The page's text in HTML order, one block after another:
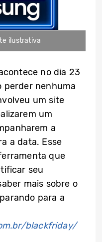
ilustrativa
no dia 23
perder nenhuma
um site
um
a
a data. Esse
que
seu
mais sobre o
para a
blackfriday/